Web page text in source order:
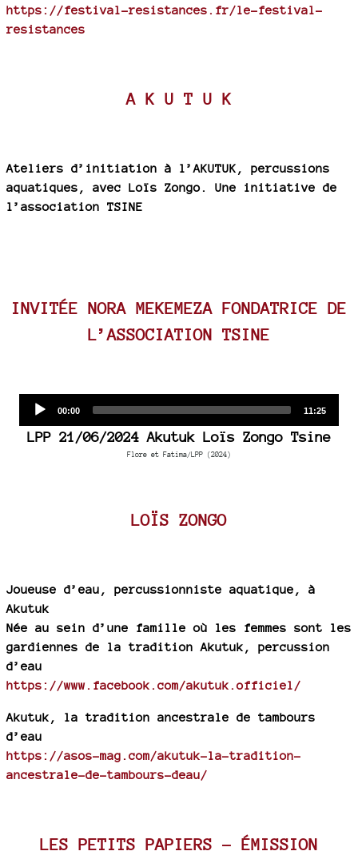
https://festival-resistances.fr/le-festival-
resistances
A K U T U K
Ateliers d’initiation à l’AKUTUK, percussions
aquatiques, avec Loïs Zongo. Une initiative de
l’association TSINE
INVITÉE NORA MEKEMEZA FONDATRICE DE
L’ASSOCIATION TSINE
Current
00:00
Total
11:25
LPP 21/06/2024 Akutuk Loïs Zongo Tsine
Flore et Fatima/LPP (2024)
LOÏS ZONGO
Joueuse d’eau, percussionniste aquatique, à
Akutuk
Née au sein d’une famille où les femmes sont les
gardiennes de la tradition Akutuk, percussion
d’eau
https://www.facebook.com/akutuk.officiel/
Akutuk, la tradition ancestrale de tambours
d’eau
https://asos-mag.com/akutuk-la-tradition-
ancestrale-de-tambours-deau/
LES PETITS PAPIERS - ÉMISSION